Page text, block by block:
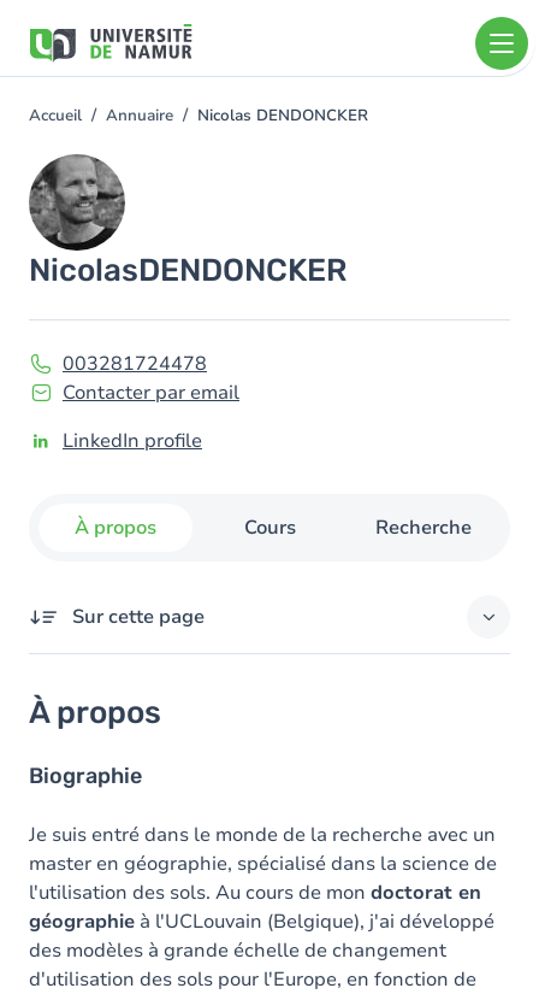
contenu
You
here
Accueil Annuaire Nicolas DENDONCKER
Image
NicolasDENDONCKER
003281724478
Contacter par email
LinkedIn profile
À propos Cours Recherche
Sur cette page
Domaines d'expertises
Responsabilités externes
Diplômes
À propos
Biographie
Je suis entré dans le monde de la recherche avec un
master en géographie, spécialisé dans la science de
l'utilisation des sols. Au cours de mon doctorat en
géographie à l'UCLouvain (Belgique), j'ai développé
des modèles à grande échelle de changement
d'utilisation des sols pour l'Europe, en fonction de